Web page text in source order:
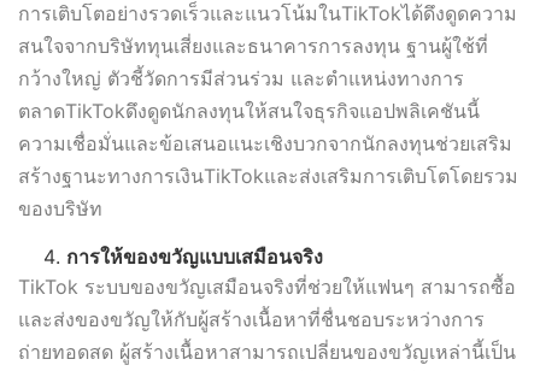
การเติบโตอย่างรวดเร็วและแนวโน้มในTikTokได้ดึงดูดความ
สนใจจากบริษัททุนเสี่ยงและธนาคารการลงทุน ฐานผู้ใช้ที่
กว้างใหญ่ ตัวชี้วัดการมีส่วนร่วม และตำแหน่งทางการ
ตลาดTikTokดึงดูดนักลงทุนให้สนใจธุรกิจแอปพลิเคชันนี้
ความเชื่อมั่นและข้อเสนอแนะเชิงบวกจากนักลงทุนช่วยเสริม
สร้างฐานะทางการเงินTikTokและส่งเสริมการเติบโตโดยรวม
ของบริษัท
การให้ของขวัญแบบเสมือนจริง
TikTok ระบบของขวัญเสมือนจริงที่ช่วยให้แฟนๆ สามารถซื้อ
และส่งของขวัญให้กับผู้สร้างเนื้อหาที่ชื่นชอบระหว่างการ
ถ่ายทอดสด ผู้สร้างเนื้อหาสามารถเปลี่ยนของขวัญเหล่านี้เป็น